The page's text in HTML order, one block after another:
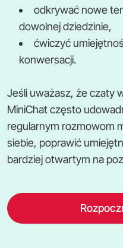
odkrywać nowe
dowolnej dziedzinie,
ćwiczyć
konwersacji.
Jeśli uważasz, że czaty
MiniChat często
regularnym rozmowom
siebie, poprawić
bardziej otwartym na